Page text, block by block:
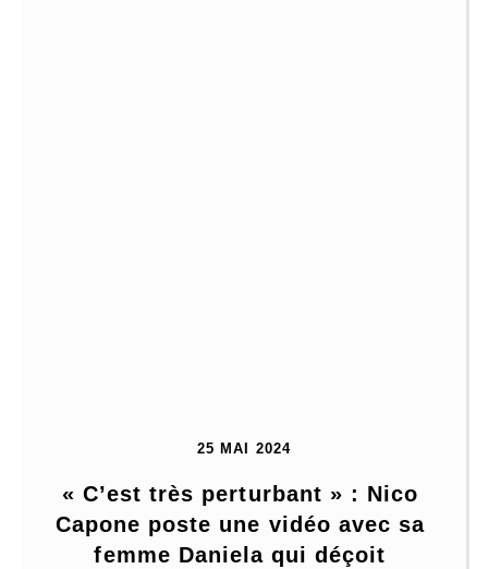
25 MAI 2024
« C’est très perturbant » : Nico
Capone poste une vidéo avec sa
femme Daniela qui déçoit